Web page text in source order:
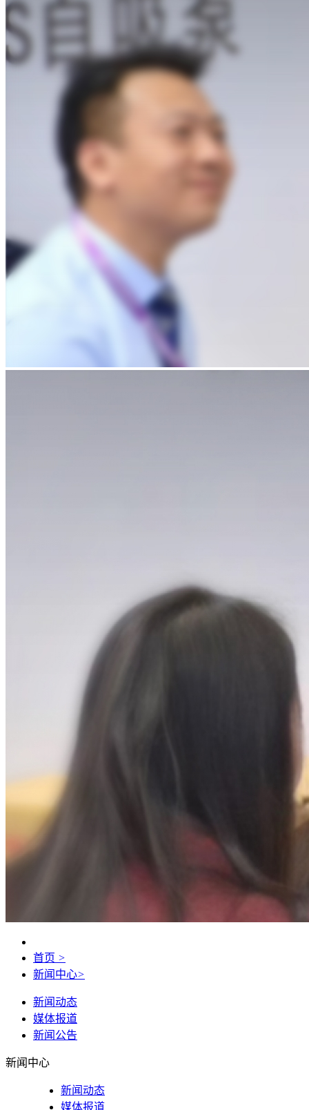
首页 >
新闻中心>
新闻动态
媒体报道
新闻公告
新闻中心
新闻动态
媒体报道